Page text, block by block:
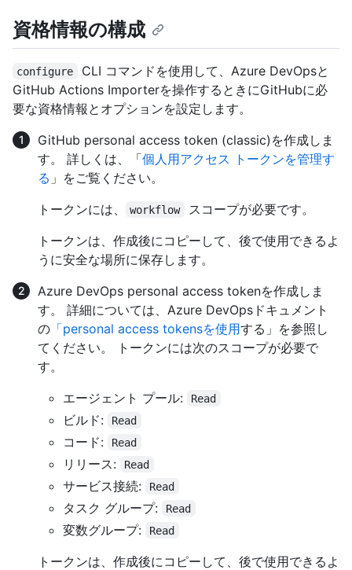
資格情報の構成
configure
CLI コマンドを使用して、Azure DevOpsと
GitHub Actions Importerを操作するときにGitHubに必
要な資格情報とオプションを設定します。
GitHub personal access token (classic)を作成しま
す。 詳しくは、「個人用アクセス トークンを管理す
る 」をご覧ください。
トークンには、
workflow
スコープが必要です。
トークンは、作成後にコピーして、後で使用できるよ
うに安全な場所に保存します。
Azure DevOps personal access tokenを作成しま
す。 詳細については、Azure DevOpsドキュメント
の 「personal access tokensを使用する」を参照し
てください。 トークンには次のスコープが必要で
す。
エージェント プール:
Read
ビルド: Read
コード: Read
リリース: Read
サービス接続: Read
タスク グループ: Read
変数グループ: Read
トークンは、作成後にコピーして、後で使用できるよ